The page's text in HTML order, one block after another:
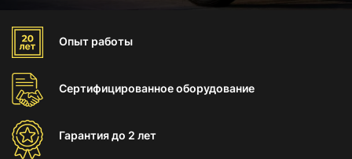
Опыт работы
Сертифицированноеоборудование
Гарантиядо 2 лет